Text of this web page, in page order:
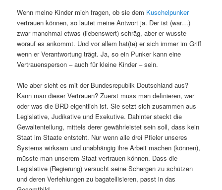
Wenn meine Kinder mich fragen, ob sie dem Kuschelpunker
vertrauen können, so lautet meine Antwort ja. Der ist (war…)
zwar manchmal etwas (liebenswert) schräg, aber er wusste
worauf es ankommt. Und vor allem hat(te) er sich immer im Griff
wenn er Verantwortung trägt. Ja, so ein Punker kann eine
Vertrauensperson – auch für kleine Kinder – sein.
Wie aber sieht es mit der Bundesrepublik Deutschland aus?
Kann man dieser Vertrauen? Zuerst muss man definieren, wer
oder was die BRD eigentlich ist. Sie setzt sich zusammen aus
Legislative, Judikative und Exekutive. Dahinter steckt die
Gewaltenteilung, mittels derer gewährleistet sein soll, dass kein
Staat im Staate entsteht. Nur wenn alle drei Pfieler unseres
Systems wirksam und unabhängig ihre Arbeit machen (können),
müsste man unserem Staat vertrauen können. Dass die
Legislative (Regierung) versucht seine Schergen zu schützen
und deren Verfehlungen zu bagatellisieren, passt in das